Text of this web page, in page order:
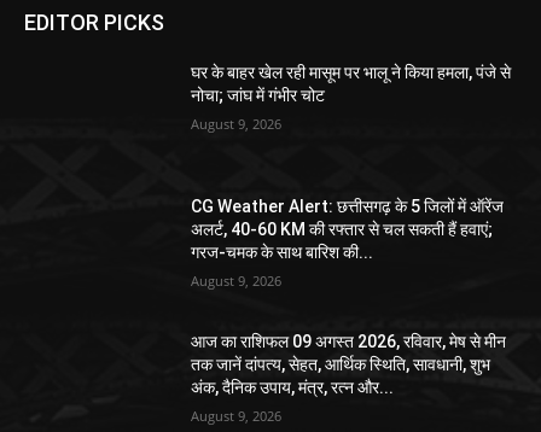
EDITOR PICKS
घर के बाहर खेल रही मासूम पर भालू ने किया हमला, पंजे से
नोचा; जांघ में गंभीर चोट
August 9, 2026
CG Weather Alert: छत्तीसगढ़ के 5 जिलों में ऑरेंज
अलर्ट, 40-60 KM की रफ्तार से चल सकती हैं हवाएं;
गरज-चमक के साथ बारिश की...
August 9, 2026
आज का राशिफल 09 अगस्त 2026, रविवार, मेष से मीन
तक जानें दांपत्य, सेहत, आर्थिक स्थिति, सावधानी, शुभ
अंक, दैनिक उपाय, मंत्र, रत्न और...
August 9, 2026